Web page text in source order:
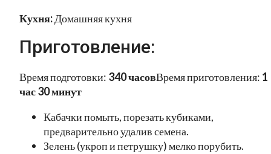
Кухня: Домашняя кухня
Приготовление:
Время подготовки: 340 часовВремя приготовления: 1
час 30 минут
Кабачки помыть, порезать кубиками,
предварительно удалив семена.
Зелень (укроп и петрушку) мелко порубить.